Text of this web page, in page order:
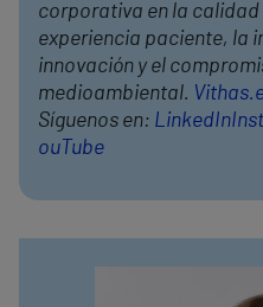
corporativa en la
experiencia paciente, la
innovación y el
medioambiental.
Síguenos en: LinkedIn
ouTube